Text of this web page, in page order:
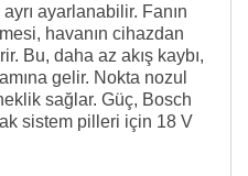
ayrı ayarlanabilir. Fanın
havanın cihazdan
Bu, daha az akış kaybı,
gelir. Nokta nozul
sağlar. Güç, Bosch
sistem pilleri için 18 V